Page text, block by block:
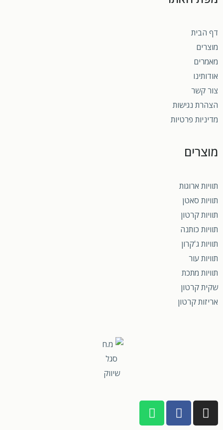
דף הבית
מוצרים
מאמרים
אודותינו
צור קשר
הצהרת נגישות
מדיניות פרטיות
מוצרים
תוויות ארוגות
תוויות סאטן
תוויות קרטון
תוויות כותנה
תוויות ג'קרון
תוויות עור
תוויות מתכת
שקית קרטון
אריזות קרטון